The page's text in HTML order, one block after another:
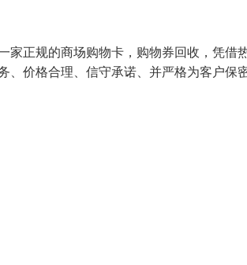
家正规的商场购物卡，购物券回收，凭借
、价格合理、信守承诺、并严格为客户保